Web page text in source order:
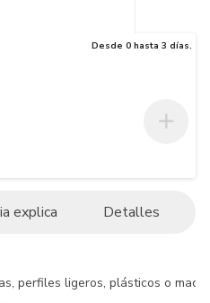
Desde 0 hasta 3 días.
explica Detalles
perfiles ligeros, plásticos o